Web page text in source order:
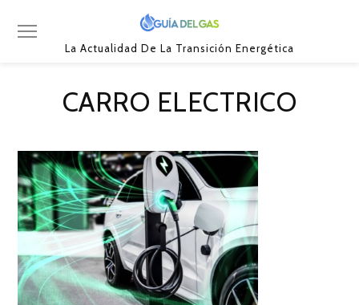
La Actualidad De La Transición Energética
CARRO ELECTRICO